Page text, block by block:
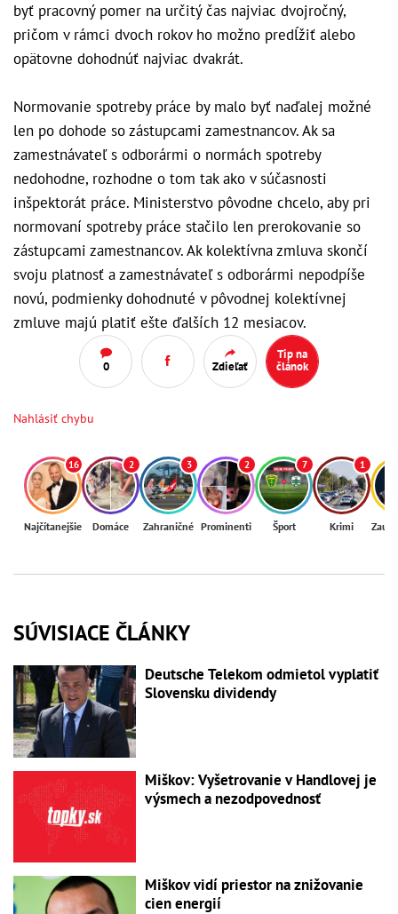
byť pracovný pomer na určitý čas najviac dvojročný,
pričom v rámci dvoch rokov ho možno predĺžiť alebo
opätovne dohodnúť najviac dvakrát.
Normovanie spotreby práce by malo byť naďalej možné
len po dohode so zástupcami zamestnancov. Ak sa
zamestnávateľ s odborármi o normách spotreby
nedohodne, rozhodne o tom tak ako v súčasnosti
inšpektorát práce. Ministerstvo pôvodne chcelo, aby pri
normovaní spotreby práce stačilo len prerokovanie so
zástupcami zamestnancov. Ak kolektívna zmluva skončí
svoju platnosť a zamestnávateľ s odborármi nepodpíše
novú, podmienky dohodnuté v pôvodnej kolektívnej
zmluve majú platiť ešte ďalších 12 mesiacov.
0 Zdieľať
Tip na
článok
Nahlásiť chybu
16
Najčítanejšie
2
Domáce
3
Zahraničné
2
Prominenti
7
Šport
1
Krimi
SÚVISIACE ČLÁNKY
Deutsche Telekom odmietol vyplatiť
Slovensku dividendy
Miškov: Vyšetrovanie v Handlovej je
výsmech a nezodpovednosť
Miškov vidí priestor na znižovanie
cien energií